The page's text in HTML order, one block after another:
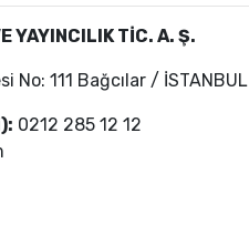
YAYINCILIK TİC. A. Ş.
No: 111 Bağcılar / İSTANBUL
0212 285 12 12